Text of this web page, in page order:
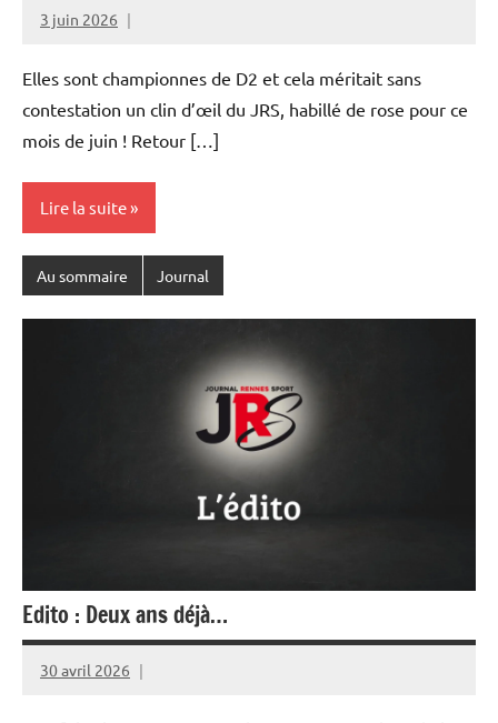
3 juin 2026
Rédaction
Elles sont championnes de D2 et cela méritait sans
contestation un clin d’œil du JRS, habillé de rose pour ce
mois de juin ! Retour […]
Lire la suite
Au sommaire Journal
Edito : Deux ans déjà…
30 avril 2026
Rédaction